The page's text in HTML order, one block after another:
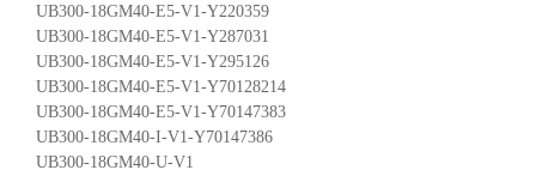
UB300-18GM40-E5-V1-Y220359
UB300-18GM40-E5-V1-Y287031
UB300-18GM40-E5-V1-Y295126
UB300-18GM40-E5-V1-Y70128214
UB300-18GM40-E5-V1-Y70147383
UB300-18GM40-I-V1-Y70147386
UB300-18GM40-U-V1